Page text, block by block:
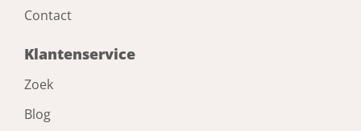
Contact
Klantenservice
Zoek
Blog